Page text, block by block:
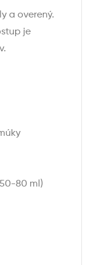
a overený.
je
80 ml)